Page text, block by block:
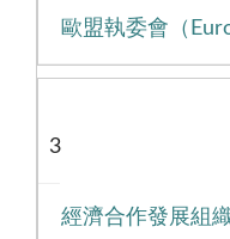
歐盟執委會（
3
經濟合作發展組